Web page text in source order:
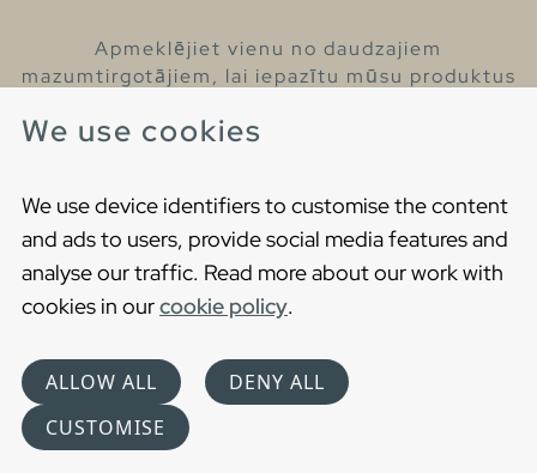
We use cookies
We use device identifiers to customise the content
and ads to users, provide social media features and
analyse our traffic. Read more about our work with
cookies in ourcookie policy.
ALLOW ALL
DENY ALL
CUSTOMISE
Apmeklējiet vienu no daudzajiem
mazumtirgotājiem, lai iepazītu mūsu produktus
Cookies
Privātuma politika
Choose language